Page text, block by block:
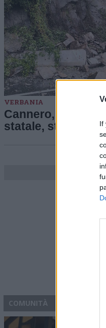
If
VERBANIA
Cannero, frana
statale, strada
COMUNITÀ